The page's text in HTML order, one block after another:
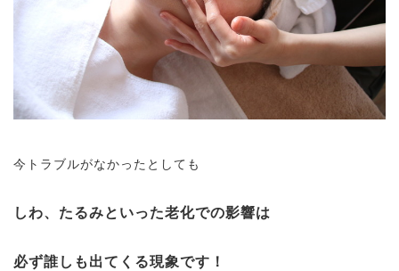
今トラブルがなかったとしても
しわ、たるみといった老化での影響は
必ず誰しも出てくる現象です！